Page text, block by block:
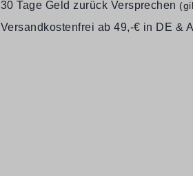
30 Tage Geld zurück Versprechen
Versandkostenfrei ab 49,-€ in DE &